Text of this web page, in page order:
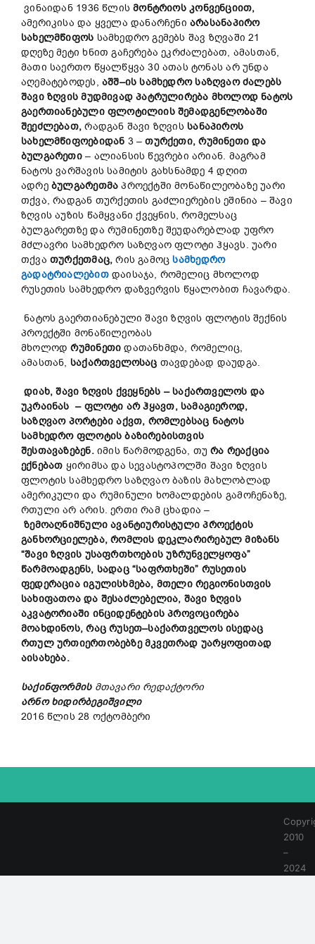
ვინაიდან 1936 წლისმონტრიოს კონვენციით,
ამერიკისა და ყველა დანარჩენიარასანაპირო
სახელმწიფოს სამხედრო გემებს შავ ზღვაში 21
დღეზე მეტი ხნით გაჩერება ეკრძალებათ, ამასთან,
მათი საერთო წყალწყვა 30 ათას ტონას არ უნდა
აღემატებოდეს, აშშ–ის სამხედრო საზღვაო ძალებს
შავი ზღვის მუდმივად პატრულირება მხოლოდ ნატოს
გაერთიანებული ფლოტილიის შემადგენლობაში
შეეძლებათ, რადგან შავი ზღვისსანაპიროს
სახელმწიფოებიდან 3 –თურქეთი,რუმინეთი და
ბულგარეთი– ალიანსის წევრები არიან. მაგრამ
ნატოს ვარშავის სამიტის გახსნამდე 4 დღით
ადრებულგარეთმა პროექტში მონაწილეობაზე უარი
თქვა, რადგან თურქეთის გაძლიერების ეშინია – შავი
ზღვის აუზის წამყვანი ქვეყნის, რომელსაც
ბულგარეთზე და რუმინეთზე შეუდარებლად უფრო
მძლავრი სამხედრო საზღვაო ფლოტი ჰყავს. უარი
თქვათურქეთმაც, რის გამოცსამხედრო
გადატრიალებით დაისაჯა, რომელიც მხოლოდ
რუსეთის სამხედრო დაზვერვის წყალობით ჩავარდა.
ნატოს გაერთიანებული შავი ზღვის ფლოტის შექნის
პროექტში მონაწილეობას
მხოლოდრუმინეთი დათანხმდა, რომელიც,
ამასთან, საქართველოსაც თავდებად დაუდგა.
დიახ,შავი ზღვის ქვეყნებს –საქართველოს და
უკრაინას – ფლოტი არ ჰყავთ, სამაგიეროდ,
საზღვაო პორტები აქვთ, რომლებსაც ნატოს
სამხედრო ფლოტის ბაზირებისთვის
შესთავაზებენ. იმის წარმოდგენა, თუ რა რეაქცია
ექნებათ ყირიმსა და სევასტოპოლში შავი ზღვის
ფლოტის სამხედრო საზღვაო ბაზის მახლობლად
ამერიკული და რუმინული ხომალდების გამოჩენაზე,
რთული არ არის. ერთი რამ ცხადია –
ზემოაღნიშნული ავანტიურისტული პროექტის
განხორციელება,რომლის დეკლარირებულ მიზანს
“შავი ზღვის უსაფრთხოების უზრუნველყოფა”
წარმოადგენს, სადაც“საფრთხეში” რუსეთის
ფედერაცია იგულისხმება, მთელი რეგიონისთვის
სახიფათოა და შესაძლებელია, შავი ზღვის
აკვატორიაში ინციდენტების პროვოცირება
მოახდინოს,რაც რუსეთ–საქართველოს ისედაც
რთულ ურთიერთობებზე მკვეთრად უარყოფითად
აისახება.
საქინფორმის მთავარი რედაქტორი
არნო ხიდირბეგიშვილი
2016 წლის 28 ოქტომბერი
2010
–
2024